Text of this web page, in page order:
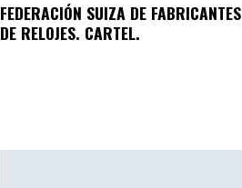
FEDERACIÓN SUIZA DE FABRICANTES
DE RELOJES. CARTEL.